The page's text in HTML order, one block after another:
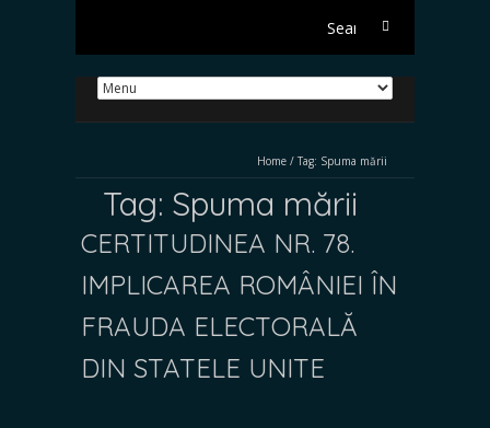
Search
Home / Tag: Spuma mării
Tag: Spuma mării
CERTITUDINEA NR. 78.
IMPLICAREA ROMÂNIEI ÎN
FRAUDA ELECTORALĂ
DIN STATELE UNITE